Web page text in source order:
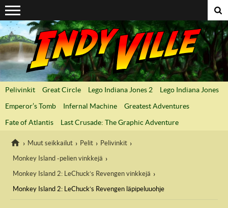
Suoraan sisältöön
Pelivinkit Great Circle Lego Indiana Jones 2
Lego Indiana Jones
Emperor’s Tomb
Infernal Machine
Greatest Adventures
Fate of Atlantis
Last Crusade: The Graphic Adventure
IndyVille
Muut seikkailut Pelit
Pelivinkit
Monkey Island -pelien vinkkejä
Monkey Island 2: LeChuck’s Revengen vinkkejä
Monkey Island 2: LeChuck’s Revengen läpipeluuohje